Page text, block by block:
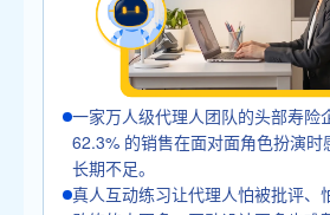
一家万人级代理人团队的头部寿险
62.3% 的销售在面对面角色扮演时
长期不足。
真人互动练习让代理人怕被批评、